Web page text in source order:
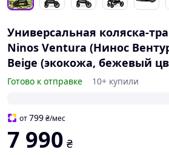
Универсальная коляска-
Ninos Ventura (Нинос
Beige (экокожа, бежевый
Готово к отправке
10+ купили
от799₴/мес
7 990 ₴